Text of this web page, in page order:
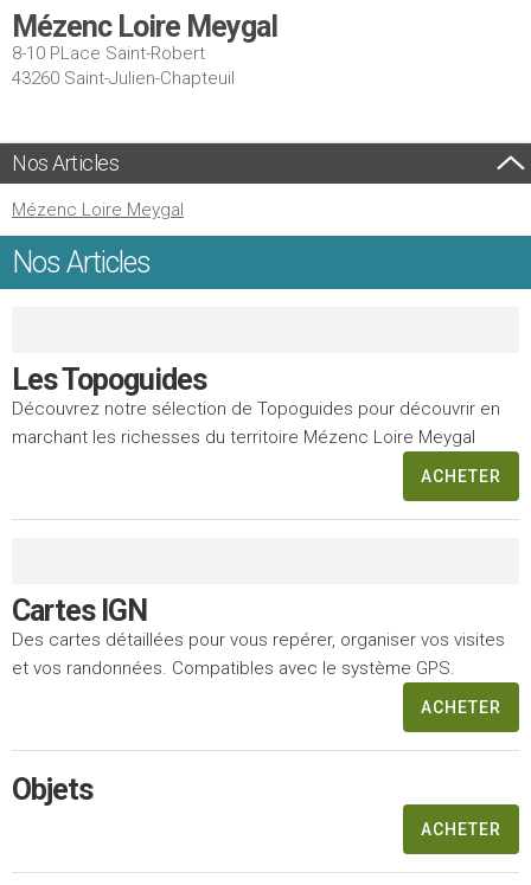
Mézenc Loire Meygal
8-10 PLace Saint-Robert
43260 Saint-Julien-Chapteuil
Nos Articles
Mézenc Loire Meygal
Nos Articles
Les Topoguides
Découvrez notre sélection de Topoguides pour découvrir en
marchant les richesses du territoire Mézenc Loire Meygal
ACHETER
Cartes IGN
Des cartes détaillées pour vous repérer, organiser vos visites
et vos randonnées. Compatibles avec le système GPS.
ACHETER
Objets
ACHETER